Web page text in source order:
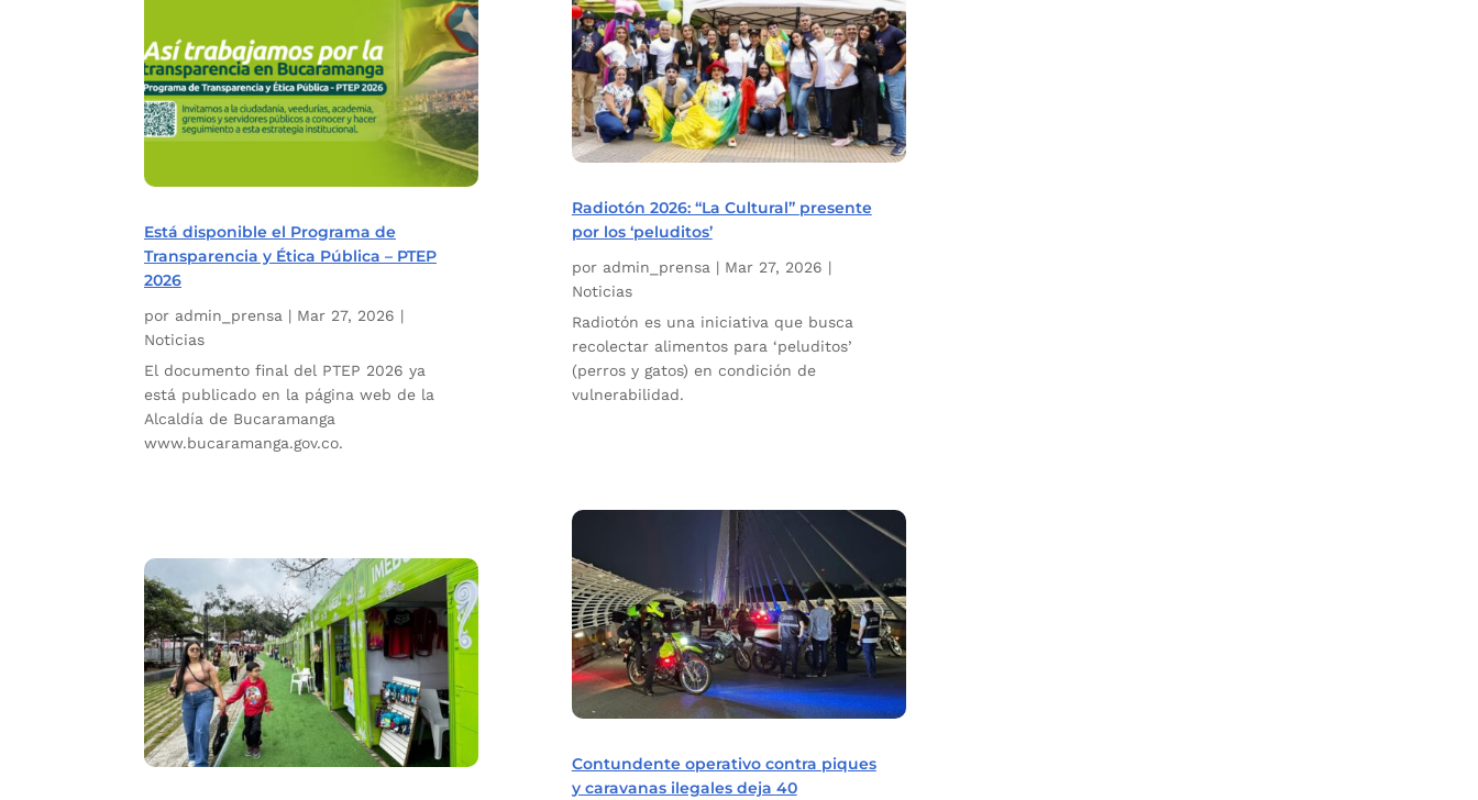
Está disponible el Programa de
Transparencia y Ética Pública – PTEP
2026
por admin_prensa | Mar 27, 2026 |
Noticias
El documento final del PTEP 2026 ya
está publicado en la página web de la
Alcaldía de Bucaramanga
www.bucaramanga.gov.co.
Radiotón 2026: “La Cultural” presente
por los ‘peluditos’
por admin_prensa| Mar 27, 2026 |
Noticias
Radiotón es una iniciativa que busca
recolectar alimentos para ‘peluditos’
(perros y gatos) en condición de
vulnerabilidad.
Contundente operativo contra piques
y caravanas ilegales deja 40